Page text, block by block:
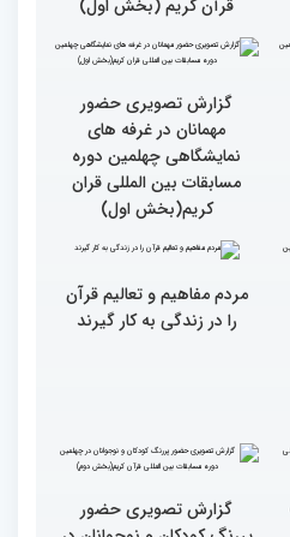
ایران مهد قرآن است/ سطح
مسابقات ایران خیلی بالاست
گزارش تصویری سومین روز
دوره مسابقات بین المللی
قرآن کریم (بخش اول)
مهمانان در غرفه های
نمایشگاهی چهلمین دوره
مسابقات بین المللی قران
کریم(بخش اول)